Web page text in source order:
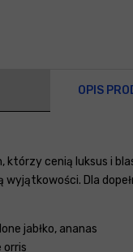
OPIS
cenią luksus i
Dla
jabłko, ananas
orris